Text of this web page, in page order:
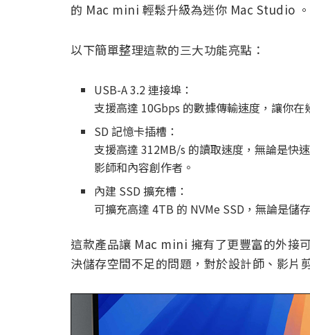
的 Mac mini 輕鬆升級為迷你 Mac Studio 。
以下簡單整理這款的三大功能亮點：
USB-A 3.2 連接埠：
支援高達 10Gbps 的數據傳輸速度，讓你
SD 記憶卡插槽：
支援高達 312MB/s 的讀取速度，無論是快
影師和內容創作者。
內建 SSD 擴充槽：
可擴充高達 4TB 的 NVMe SSD，無論是儲
這款產品讓 Mac mini 擁有了更豐富的外接
決儲存空間不足的問題，對於設計師、影片